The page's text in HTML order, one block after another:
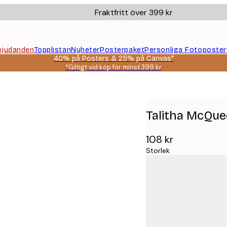
Fraktfritt över 399 kr
TopplistanNyheterPosterpaketPersonliga
40% på Posters & 25% på Canvas*
*Giltigt vid köp för minst 399 kr
Poster
Talitha
108 kr
Storlek